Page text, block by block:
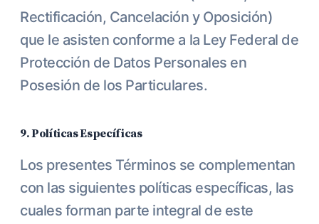
Rectificación, Cancelación y Oposición)
que le asisten conforme a la Ley Federal de
Protección de Datos Personales en
Posesión de los Particulares.
9. Políticas Específicas
Los presentes Términos se complementan
con las siguientes políticas específicas, las
cuales forman parte integral de este